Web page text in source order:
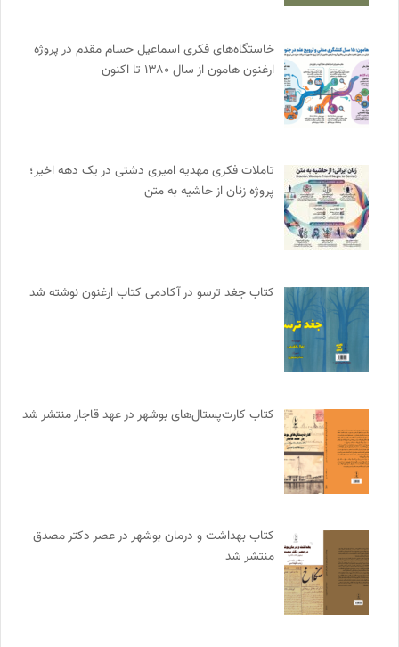
خاستگاه‌های فکری اسماعیل حسام مقدم در پروژه
ارغنون هامون از سال ۱۳۸۰ تا اکنون
تاملات فکری مهدیه امیری دشتی در یک دهه اخیر؛
پروژه زنان از حاشیه به متن
کتاب جغد ترسو در آکادمی کتاب ارغنون نوشته شد
کتاب کارت‌پستال‌های بوشهر در عهد قاجار منتشر شد
کتاب بهداشت و درمان بوشهر در عصر دکتر مصدق
منتشر شد